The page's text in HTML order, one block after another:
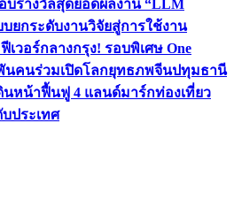
บรางวัลสุดยอดผลงาน “LLM
ยกระดับงานวิจัยสู่การใช้งาน
วอร์กลางกรุง! รอบพิเศษ One
นคนร่วมเปิดโลกยุทธภพจีนปทุมธานี
หน้าฟื้นฟู 4 แลนด์มาร์กท่องเที่ยว
ประเทศ